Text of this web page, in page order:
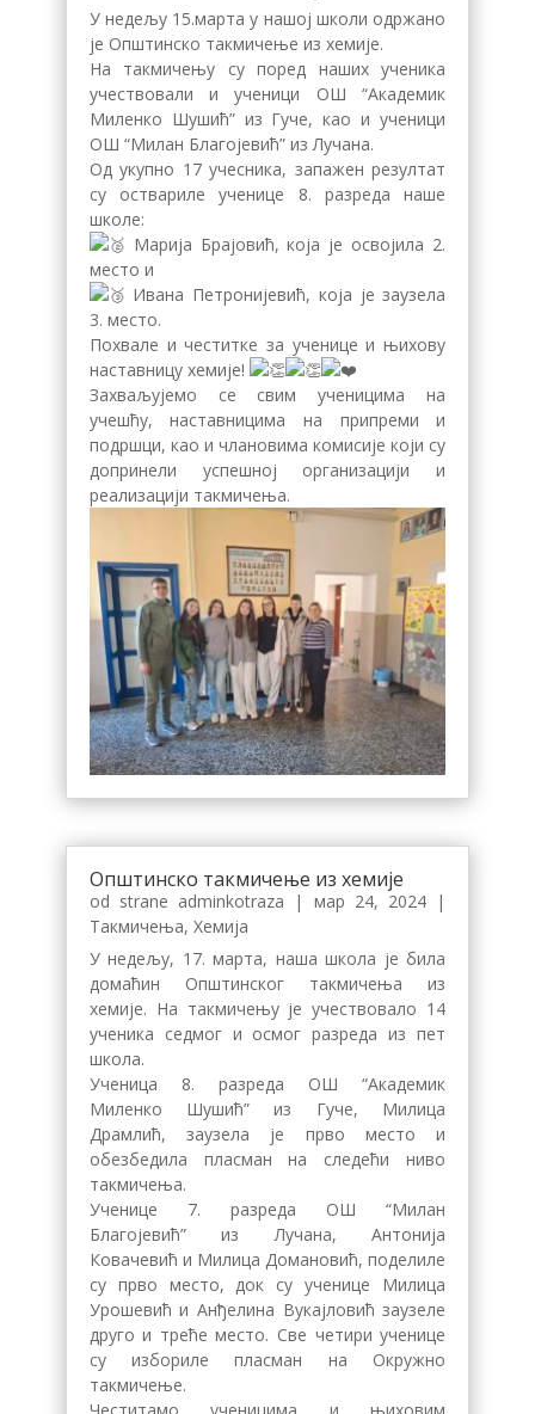
У недељу 15.марта у нашој школи одржано
је Општинско такмичење из хемије.
На такмичењу су поред наших ученика
учествовали и ученици ОШ “Академик
Миленко Шушић” из Гуче, као и ученици
ОШ “Милан Благојевић” из Лучана.
Од укупно 17 учесника, запажен резултат
су оствариле ученице 8. разреда наше
школе:
Марија Брајовић, која је освојила 2.
место и
Ивана Петронијевић, која је заузела
3. место.
Похвале и честитке за ученице и њихову
наставницу хемије!
Захваљујемо се свим ученицима на
учешћу, наставницима на припреми и
подршци, као и члановима комисије који су
допринели успешној организацији и
реализацији такмичења.
Општинско такмичење из хемије
od strane adminkotraza | мар 24, 2024 |
Такмичења, Хемија
У недељу, 17. марта, наша школа је била
домаћин Општинског такмичења из
хемије. На такмичењу је учествовало 14
ученика седмог и осмог разреда из пет
школа.
Ученица 8. разреда ОШ “Академик
Миленко Шушић” из Гуче, Милица
Драмлић, заузела је прво место и
обезбедила пласман на следећи ниво
такмичења.
Ученице 7. разреда ОШ “Милан
Благојевић” из Лучана, Антонија
Ковачевић и Милица Домановић, поделиле
су прво место, док су ученице Милица
Урошевић и Анђелина Вукајловић заузеле
друго и треће место. Све четири ученице
су избориле пласман на Окружно
такмичење.